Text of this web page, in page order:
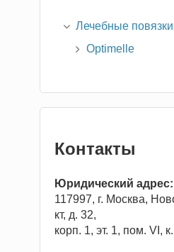
Лечебные повязки
Optimelle
Контакты
Юридический адрес:
117997, г. Москва,
кт, д. 32,
корп. 1, эт. 1, пом. VI,